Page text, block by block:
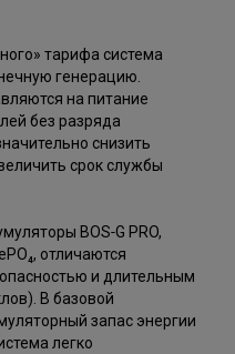
тарифа система
генерацию.
на питание
без разряда
снизить
срок службы
BOS‑G PRO,
отличаются
и длительным
В базовой
запас энергии
легко